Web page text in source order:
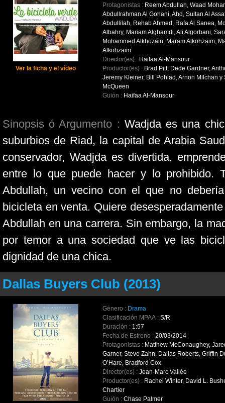
Ver la ficha y el vídeo
Protagonistas : Reem Abdullah, Waad
Abdullrahman Al Gohani, Ahd, Sultan Al
Abdullilah, Rehab Ahmed, Rafa Al Sanea,
Albahry, Mariam Alghamdi, Ali Algorbani,
Mohammed Alkhozain, Maram Alkohzaim,
Alkohzaim
Director(es) : Haifaa Al-Mansour
Productor(es) : Brad Pitt, Dede Gardner,
Jeremy Kleiner, Bill Pohlad, Arnon Milchan y
McQueen
Guión : Haifaa Al-Mansour
Sinopsis ó Argumento : Wadjda es una
suburbios de Riad, la capital de Arabia
conservador, Wadjda es divertida,
entre lo que puede hacer y lo prohibido.
Abdullah, un vecino con el que no
bicicleta en venta. Quiere
Abdullah en una carrera. Sin embargo, la
por temor a una sociedad que ve las
dignidad de una chica.
Dallas Buyers Club (2013)
Género : Drama
Clasificación MPAA : S/R
Duración : 1:57
Fecha de Estreno : 20/03/2014
Protagonistas : Matthew McConaughey,
Garner, Steve Zahn, Dallas Roberts, Griffin
O’Hare, Bradford Cox
Director(es) : Jean-Marc Vallée
Productor(es) : Rachel Winter, David L.
Chartier
Guión : Chase Palmer